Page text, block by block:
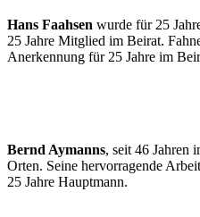
Hans Faahsen wurde für 25
25 Jahre Mitglied im Beirat.
Anerkennung für 25 Jahre im
Bernd Aymanns, seit 46 Jahren
Orten. Seine hervorragende
25 Jahre Hauptmann.